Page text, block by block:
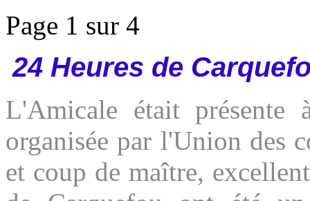
Page 1 sur 4
24 Heures de
L'Amicale était présente
organisée par l'Union des
et coup de maître,